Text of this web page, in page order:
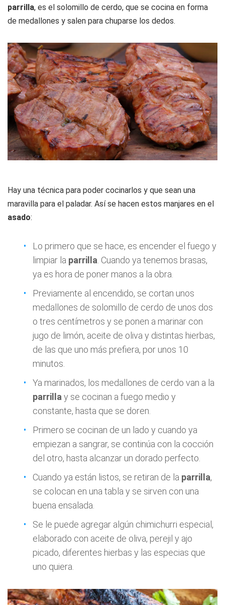
parrilla, es el solomillo de cerdo, que se cocina en forma
de medallones y salen para chuparse los dedos.
Hay una técnica para poder cocinarlos y que sean una
maravilla para el paladar. Así se hacen estos manjares en el
asado:
Lo primero que se hace, es encender el fuego y
limpiar la parrilla. Cuando ya tenemos brasas,
ya es hora de poner manos a la obra.
Previamente al encendido, se cortan unos
medallones de solomillo de cerdo de unos dos
o tres centímetros y se ponen a marinar con
jugo de limón, aceite de oliva y distintas hierbas,
de las que uno más prefiera, por unos 10
minutos.
Ya marinados, los medallones de cerdo van a la
parrillay se cocinan a fuego medio y
constante, hasta que se doren.
Primero se cocinan de un lado y cuando ya
empiezan a sangrar, se continúa con la cocción
del otro, hasta alcanzar un dorado perfecto.
Cuando ya están listos, se retiran de la parrilla,
se colocan en una tabla y se sirven con una
buena ensalada.
Se le puede agregar algún chimichurri especial,
elaborado con aceite de oliva, perejil y ajo
picado, diferentes hierbas y las especias que
uno quiera.